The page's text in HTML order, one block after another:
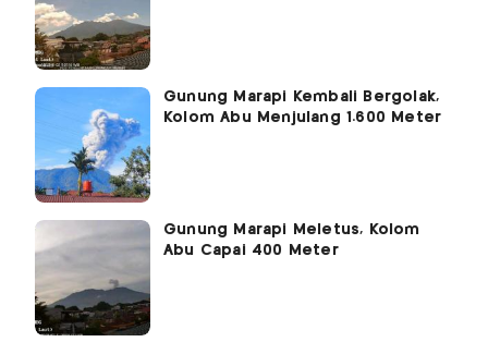
Gunung Marapi Kembali Bergolak,
Kolom Abu Menjulang 1.600 Meter
Gunung Marapi Meletus, Kolom
Abu Capai 400 Meter